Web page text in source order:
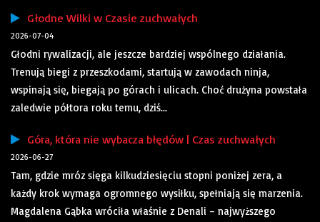
Głodne Wilki w Czasie zuchwałych
2026-07-04
Głodni rywalizacji, ale jeszcze bardziej wspólnego działania.
Trenują biegi z przeszkodami, startują w zawodach ninja,
wspinają się, biegają po górach i ulicach. Choć drużyna powstała
zaledwie półtora roku temu, dziś...
Góra, która nie wybacza błędów | Czas zuchwałych
2026-06-27
Tam, gdzie mróz sięga kilkudziesięciu stopni poniżej zera, a
każdy krok wymaga ogromnego wysiłku, spełniają się marzenia.
Magdalena Gąbka wróciła właśnie z Denali – najwyższego